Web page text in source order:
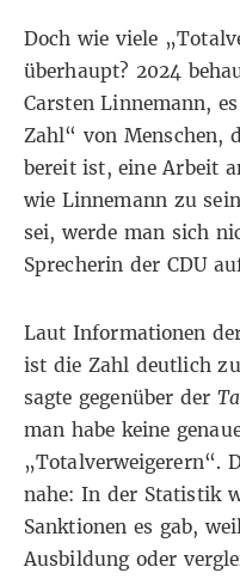
Doch wie viele
überhaupt? 2024
Carsten Linnemann,
Zahl“ von Menschen,
bereit ist, eine Arbeit
wie Linnemann zu
sei, werde man sich
Sprecherin der CDU
Laut Informationen
ist die Zahl deutlich
sagte gegenüber der
man habe keine
„Totalverweigerern“.
nahe: In der Statistik
Sanktionen es gab,
Ausbildung oder